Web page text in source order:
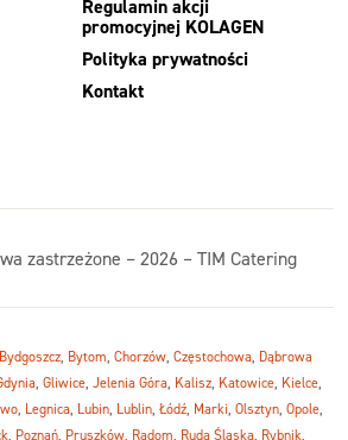
Regulamin akcji
promocyjnej KOLAGEN
Polityka prywatności
Kontakt
zastrzeżone – 2026 – TIM Catering
Bydgoszcz, Bytom, Chorzów, Częstochowa, Dąbrowa
, Gliwice, Jelenia Góra, Kalisz, Katowice, Kielce,
, Legnica, Lubin, Lublin, Łódź, Marki, Olsztyn, Opole,
, Poznań, Pruszków, Radom, Ruda Śląska, Rybnik,